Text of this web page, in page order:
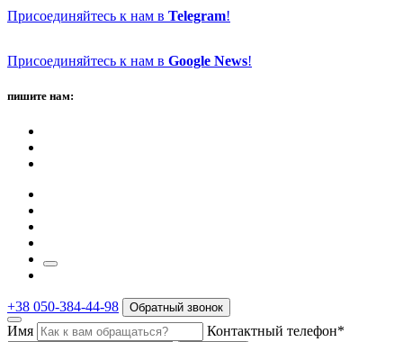
Присоединяйтесь к нам в Telegram!
Присоединяйтесь к нам в Google News!
пишите нам:
+38 050-384-44-98 Обратный звонок
Имя Контактный телефон*